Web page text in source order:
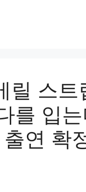
릴 스
를 입
출연 확